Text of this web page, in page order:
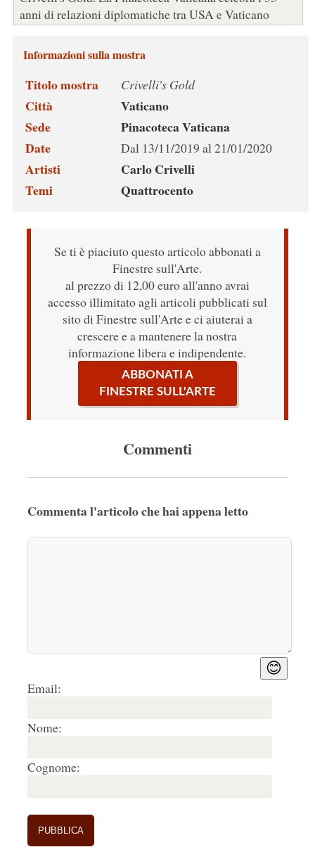
anni di relazioni diplomatiche tra USA e Vaticano
Informazioni sulla mostra
Titolo mostra Crivelli's Gold
Città
Vaticano
Sede
Pinacoteca Vaticana
Date
Dal 13/11/2019 al 21/01/2020
Artisti
Carlo Crivelli
Temi
Quattrocento
Se ti è piaciuto questo articolo abbonati a
Finestre sull'Arte.
al prezzo di 12,00 euro all'anno avrai
accesso illimitato agli articoli pubblicati sul
sito di Finestre sull'Arte e ci aiuterai a
crescere e a mantenere la nostra
informazione libera e indipendente.
ABBONATI A
FINESTRE SULL'ARTE
Commenti
Commenta l'articolo che hai appena letto
😊
Email:
Nome:
Cognome: